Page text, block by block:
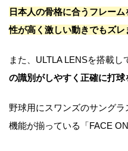
日本人の骨格に合うフレー
性が高く激しい動きでもズレ
また、ULTLA LENSを搭載し
の識別がしやすく正確に打球
野球用にスワンズのサング
機能が揃っている「FACE